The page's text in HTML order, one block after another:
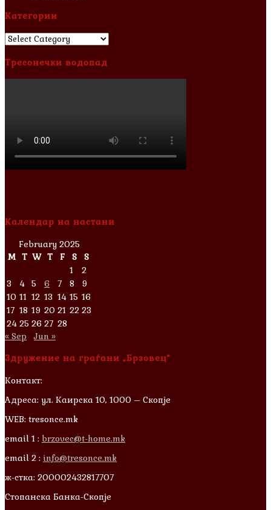
Категории
Категории
Тресонечки водопад
Календар на настани
February 2025
M T W T F S
S
1
2
3
4 5 6 7 8
9
10 11 12 13 14 15 16
17 18 19 20 21 22 23
24 25 26 27 28
« Sep
Jun »
Здружение на граѓани „Брзовец“
Контакт:
Адреса: ул. Каирска 10, 1000 – Скопје
WEB: tresonce.mk
email 1 : brzovec@t-home.mk
email 2 : info@tresonce.mk
ж-стка: 200002432817707
Стопанска Банка-Скопје